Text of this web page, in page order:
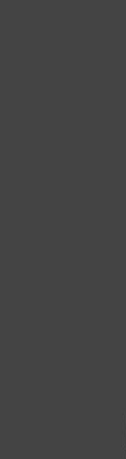
Фото: Наталья
Женя говорит,
помощь без
— Звонит мне
помощь? На что
Я оторопел
у меня
много денег
дорогие. Она
вопросами:
лекарства вы
получает? Где
уходит на
чем тут мой